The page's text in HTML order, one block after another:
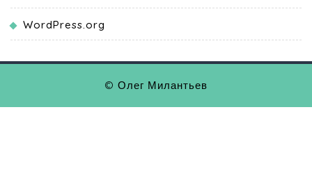
WordPress.org
© Олег Милантьев